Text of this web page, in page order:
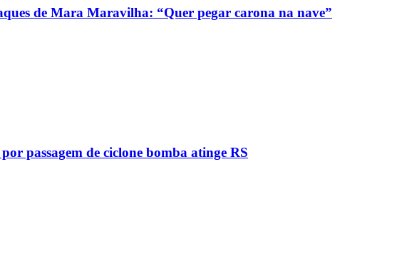
de Mara Maravilha: “Quer pegar carona na nave”
passagem de ciclone bomba atinge RS